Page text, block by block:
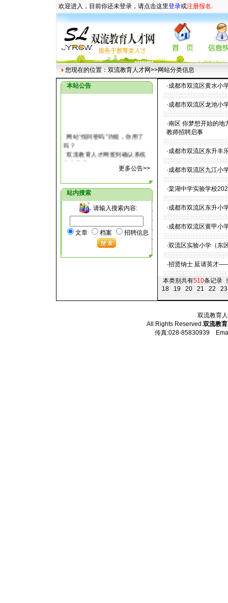
欢迎进入，目前你还未登录，请点击这里登录或注册报名 .
您现在的位置： 双流教育人才网>>网站分类信息
本站公告
网站“找回密码”功能，你用了
吗？
双流教育人才网签到确认系统
操作指南
关于教育人才网注册用户部分
关于双流教育人才网公开测试
的补充通知
双流教育人才网自2007年5月8
日正式进入测试阶段
更多公告>>
站内搜索
请输入搜索内容:
文章 档案 招聘信息
·成都市双流区黄水小
·成都市双流区龙池小
·南区 你梦想开始的
教师招聘启事
·成都市双流区东升丰
·成都市双流区九江小
·棠湖中学实验学校
·成都市双流区东升小
·成都市双流区黄甲小
·双流区实验小学（东
·招贤纳士 延请英才
本类别共有510条记录
18
19 20 21 22 23
双流教育
All Rights Reserved.双流教
传真:028-85830939